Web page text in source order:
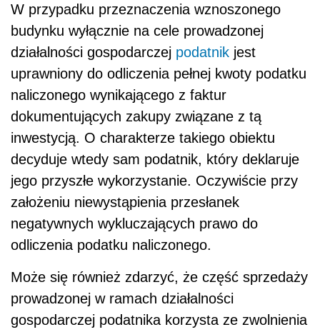
W przypadku przeznaczenia wznoszonego
budynku wyłącznie na cele prowadzonej
działalności gospodarczej podatnik jest
uprawniony do odliczenia pełnej kwoty podatku
naliczonego wynikającego z faktur
dokumentujących zakupy związane z tą
inwestycją. O charakterze takiego obiektu
decyduje wtedy sam podatnik, który deklaruje
jego przyszłe wykorzystanie. Oczywiście przy
założeniu niewystąpienia przesłanek
negatywnych wykluczających prawo do
odliczenia podatku naliczonego.
Może się również zdarzyć, że część sprzedaży
prowadzonej w ramach działalności
gospodarczej podatnika korzysta ze zwolnienia